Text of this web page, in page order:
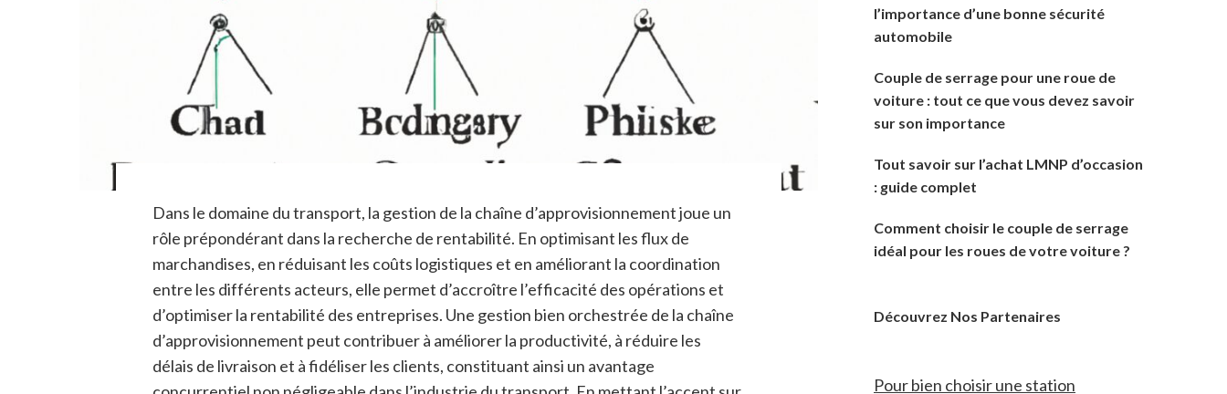
Dans le domaine du transport, la gestion de la chaîne d’approvisionnement joue un
rôle prépondérant dans la recherche de rentabilité. En optimisant les flux de
marchandises, en réduisant les coûts logistiques et en améliorant la coordination
entre les différents acteurs, elle permet d’accroître l’efficacité des opérations et
d’optimiser la rentabilité des entreprises. Une gestion bien orchestrée de la chaîne
d’approvisionnement peut contribuer à améliorer la productivité, à réduire les
délais de livraison et à fidéliser les clients, constituant ainsi un avantage
l’importance d’une bonne sécurité
automobile
Couple de serrage pour une roue de
voiture : tout ce que vous devez savoir
sur son importance
Tout savoir sur l’achat LMNP d’occasion
: guide complet
Comment choisir le couple de serrage
idéal pour les roues de votre voiture ?
Découvrez Nos Partenaires
Pour bien choisir une station